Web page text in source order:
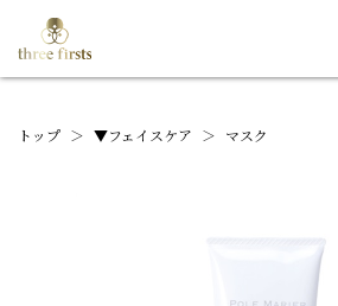
トップ ＞ ▼フェイスケア ＞ マスク